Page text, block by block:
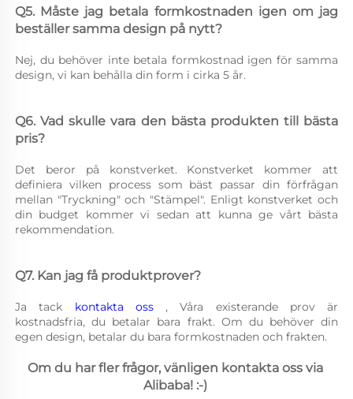
Q5. Måste jag betala formkostnaden igen om jag
beställer samma design på nytt?
Nej, du behöver inte betala formkostnad igen för samma
design, vi kan behålla din form i cirka 5 år.
Q6. Vad skulle vara den bästa produkten till bästa
pris?
Det beror på konstverket. Konstverket kommer att
definiera vilken process som bäst passar din förfrågan
mellan "Tryckning" och "Stämpel". Enligt konstverket och
din budget kommer vi sedan att kunna ge vårt bästa
rekommendation.
Q7. Kan jag få produktprover?
Ja tack kontakta oss , Våra existerande prov är
kostnadsfria, du betalar bara frakt. Om du behöver din
egen design, betalar du bara formkostnaden och frakten.
Om du har fler frågor, vänligen kontakta oss via
Alibaba! :-)